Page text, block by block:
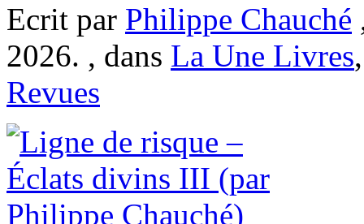
Ecrit par Philippe Chauché
2026. , dans La Une Livres
Revues